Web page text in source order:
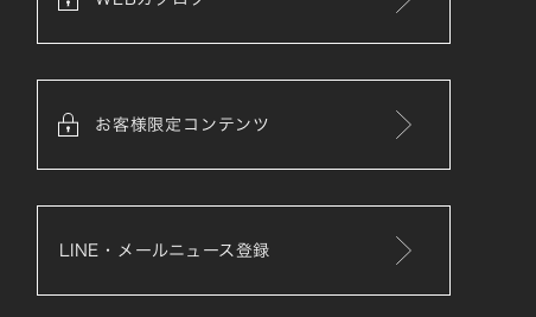
お客様限定コンテンツ
LINE・メールニュース登録